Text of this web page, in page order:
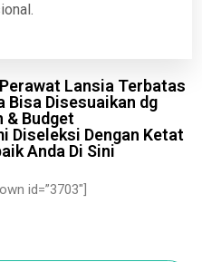
Lansia Terbatas
Bisa Disesuaikan dg
& Budget
Diseleksi Dengan Ketat
Anda Di Sini
id=”3703″]